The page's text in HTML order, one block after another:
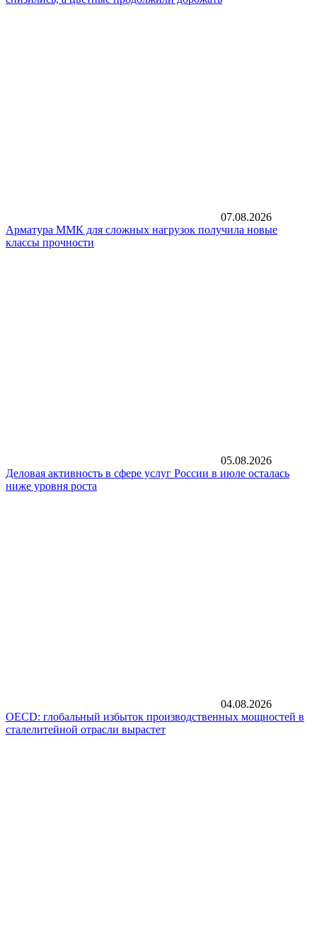
07.08.2026
Арматура ММК для сложных нагрузок получила новые
классы прочности
05.08.2026
Деловая активность в сфере услуг России в июле осталась
ниже уровня роста
04.08.2026
OECD: глобальный избыток производственных мощностей в
сталелитейной отрасли вырастет